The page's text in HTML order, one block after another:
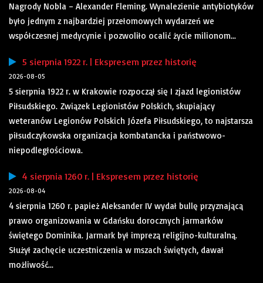
Nagrody Nobla – Alexander Fleming. Wynalezienie antybiotyków
było jednym z najbardziej przełomowych wydarzeń we
współczesnej medycynie i pozwoliło ocalić życie milionom...
5 sierpnia 1922 r. | Ekspresem przez historię
2026-08-05
5 sierpnia 1922 r. w Krakowie rozpoczął się I zjazd legionistów
Piłsudskiego. Związek Legionistów Polskich, skupiający
weteranów Legionów Polskich Józefa Piłsudskiego, to najstarsza
piłsudczykowska organizacja kombatancka i państwowo-
niepodległościowa.
4 sierpnia 1260 r. | Ekspresem przez historię
2026-08-04
4 sierpnia 1260 r. papież Aleksander IV wydał bullę przyznającą
prawo organizowania w Gdańsku dorocznych jarmarków
świętego Dominika. Jarmark był imprezą religijno-kulturalną.
Służył zachęcie uczestniczenia w mszach świętych, dawał
możliwość...